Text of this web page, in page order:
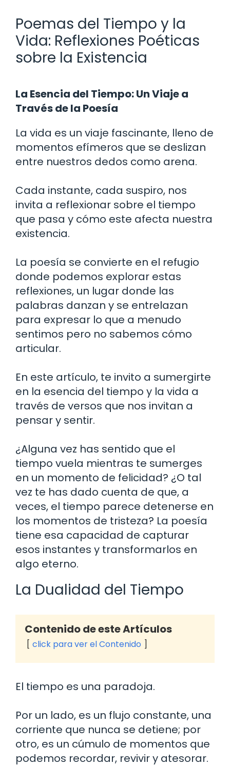
Poemas del Tiempo y la
Vida: Reflexiones Poéticas
sobre la Existencia
La Esencia del Tiempo: Un Viaje a
Través de la Poesía
La vida es un viaje fascinante, lleno de
momentos efímeros que se deslizan
entre nuestros dedos como arena.
Cada instante, cada suspiro, nos
invita a reflexionar sobre el tiempo
que pasa y cómo este afecta nuestra
existencia.
La poesía se convierte en el refugio
donde podemos explorar estas
reflexiones, un lugar donde las
palabras danzan y se entrelazan
para expresar lo que a menudo
sentimos pero no sabemos cómo
articular.
En este artículo, te invito a sumergirte
en la esencia del tiempo y la vida a
través de versos que nos invitan a
pensar y sentir.
¿Alguna vez has sentido que el
tiempo vuela mientras te sumerges
en un momento de felicidad? ¿O tal
vez te has dado cuenta de que, a
veces, el tiempo parece detenerse en
los momentos de tristeza? La poesía
tiene esa capacidad de capturar
esos instantes y transformarlos en
algo eterno.
La Dualidad del Tiempo
Contenido de este Artículos
click para ver el Contenido
El tiempo es una paradoja.
Por un lado, es un flujo constante, una
corriente que nunca se detiene; por
otro, es un cúmulo de momentos que
podemos recordar, revivir y atesorar.